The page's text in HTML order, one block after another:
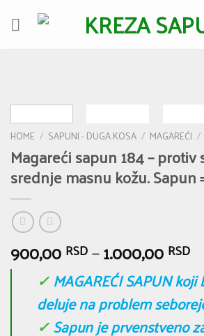
HOME / SAPUNI - DUGA KOSA / MAGAREĆI /
Magareći sapun 184 – protiv
srednje masnu kožu. Sapun
900,00 RSD–1.000,00 RSD
✓MAGAREĆI SAPUN
deluje na problem
✓Sapun je prvenstveno